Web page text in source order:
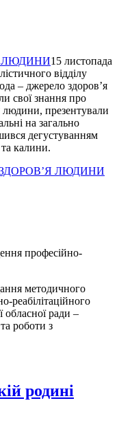
15 листопада
відділу
– джерело здоров’я
свої знання про
людини, презентували
на загально
дегустуванням
калини.
ЛЮДИНИ
професійно-
методичного
реабілітаційного
обласної ради –
роботи з
родині